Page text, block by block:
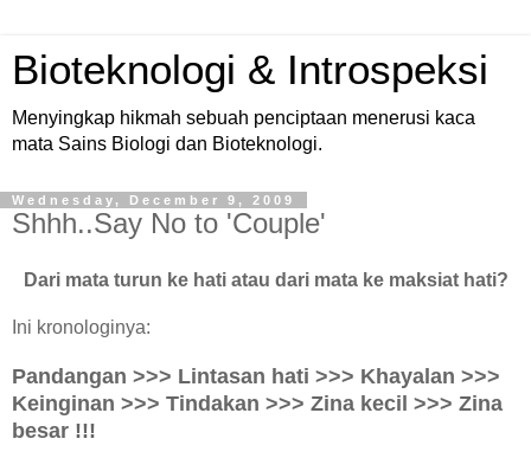
Bioteknologi & Introspeksi
Menyingkap hikmah sebuah penciptaan menerusi kaca
mata Sains Biologi dan Bioteknologi.
Wednesday, December 9, 2009
Shhh..Say No to 'Couple'
Dari mata turun ke hati atau dari mata ke maksiat hati?
Ini kronologinya:
Pandangan >>> Lintasan hati >>> Khayalan >>>
Keinginan >>> Tindakan >>> Zina kecil >>> Zina
besar !!!